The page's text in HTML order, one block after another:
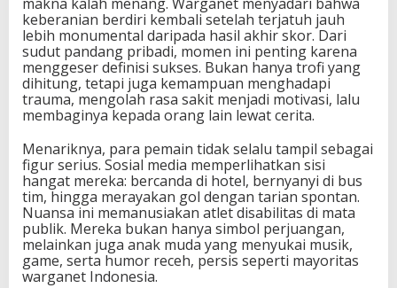
keberanian berdiri kembali setelah terjatuh jauh
lebih monumental daripada hasil akhir skor. Dari
sudut pandang pribadi, momen ini penting karena
menggeser definisi sukses. Bukan hanya trofi yang
dihitung, tetapi juga kemampuan menghadapi
trauma, mengolah rasa sakit menjadi motivasi, lalu
membaginya kepada orang lain lewat cerita.
Menariknya, para pemain tidak selalu tampil sebagai
figur serius. Sosial media memperlihatkan sisi
hangat mereka: bercanda di hotel, bernyanyi di bus
tim, hingga merayakan gol dengan tarian spontan.
Nuansa ini memanusiakan atlet disabilitas di mata
publik. Mereka bukan hanya simbol perjuangan,
melainkan juga anak muda yang menyukai musik,
game, serta humor receh, persis seperti mayoritas
warganet Indonesia.